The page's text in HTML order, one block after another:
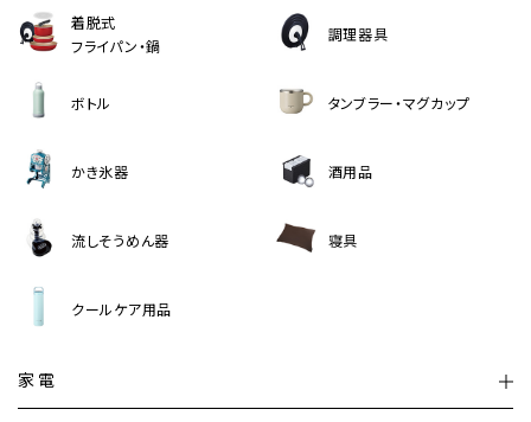
着脱式
フライパン・鍋
調理器具
ボトル タンブラー・マグカップ
かき氷器 酒用品
流しそうめん器 寝具
クールケア用品
家電